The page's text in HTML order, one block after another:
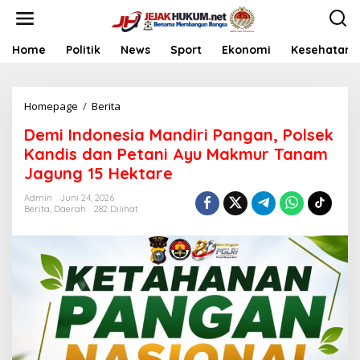
Home Politik News Sport Ekonomi Kesehatan
Homepage / Berita
m
i
n
o
i
a
M
n
d
Demi Indonesia Mandiri Pangan, Polsek
Kandis dan Petani Ayu Makmur Tanam
Jagung 15 Hektare
Admin
Juni 24, 2026
Berita, Daerah 282 Dilihat